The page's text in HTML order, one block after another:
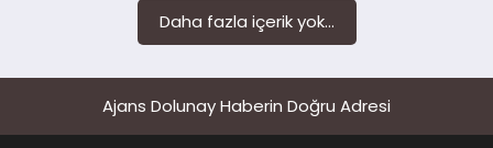
Daha fazla içerik yok...
Ajans Dolunay Haberin Doğru Adresi